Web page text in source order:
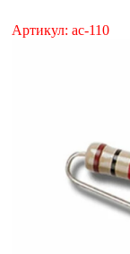
Артикул: ac-110